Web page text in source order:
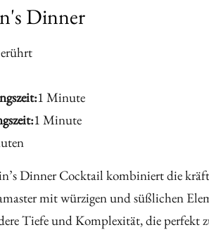
Dinner
1 Minute
1 Minute
Dinner Cocktail kombiniert die
mit würzigen und süßlichen
Tiefe und Komplexität, die